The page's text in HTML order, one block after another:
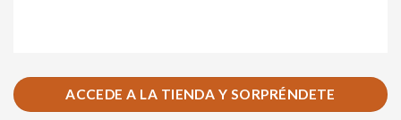
ACCEDE A LA TIENDA Y SORPRÉNDETE